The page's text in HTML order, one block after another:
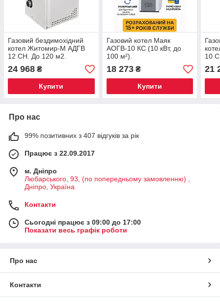
Газовий бездимохідний
котел Житомир-М АДГВ
12 СН. До 120 м2.
24 968 ₴
Купити
Газовий котел Маяк
АОГВ-10 КС (10 кВт, до
100 м²).
18 273₴
Купити
10
21
Про нас
99% позитивних з 407 відгуків за рік
Працює з 22.09.2017
м. Дніпро
Любарського, 93, (по попередньому замовленню) ,
Дніпро, Україна
Контакти
Сьогодні працює з 09:00 до 17:00
Показати весь графік роботи
Про нас
Контакти